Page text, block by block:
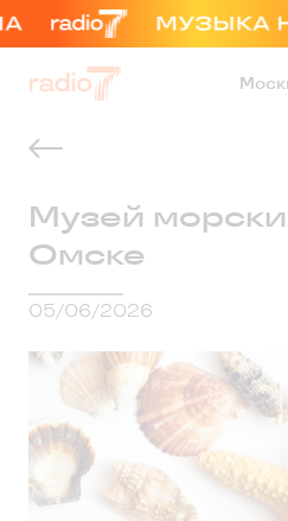
Музей
Омске
05/06/2026